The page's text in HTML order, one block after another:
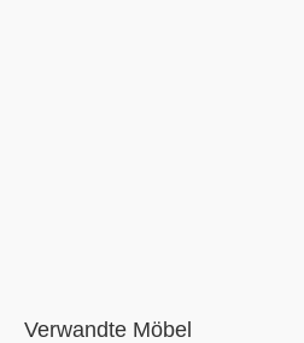
Verwandte Möbel